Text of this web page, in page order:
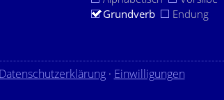
Grundverb
Endung
Datenschutzerklärung· Einwilligungen